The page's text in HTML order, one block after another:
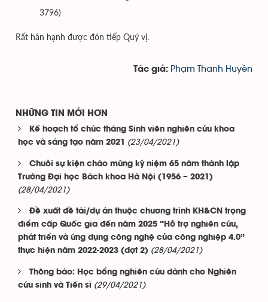
3796)
Rất hân hạnh được đón tiếp Quý vị.
Tác giả: Phạm Thanh Huyền
NHỮNG TIN MỚI HƠN
Kế hoạch tổ chức tháng Sinh viên nghiên cứu khoa
học và sáng tạo năm 2021
(23/04/2021)
Chuỗi sự kiện chào mừng kỷ niệm 65 năm thành lập
Trường Đại học Bách khoa Hà Nội (1956 – 2021)
(28/04/2021)
Đề xuất đề tài/dự án thuộc chương trình KH&CN trọng
điểm cấp Quốc gia đến năm 2025 “Hỗ trợ nghiên cứu,
phát triển và ứng dụng công nghệ của công nghiệp 4.0”
thực hiện năm 2022-2023 (đợt 2) (28/04/2021)
Thông báo: Học bổng nghiên cứu dành cho Nghiên
cứu sinh và Tiến sĩ (29/04/2021)